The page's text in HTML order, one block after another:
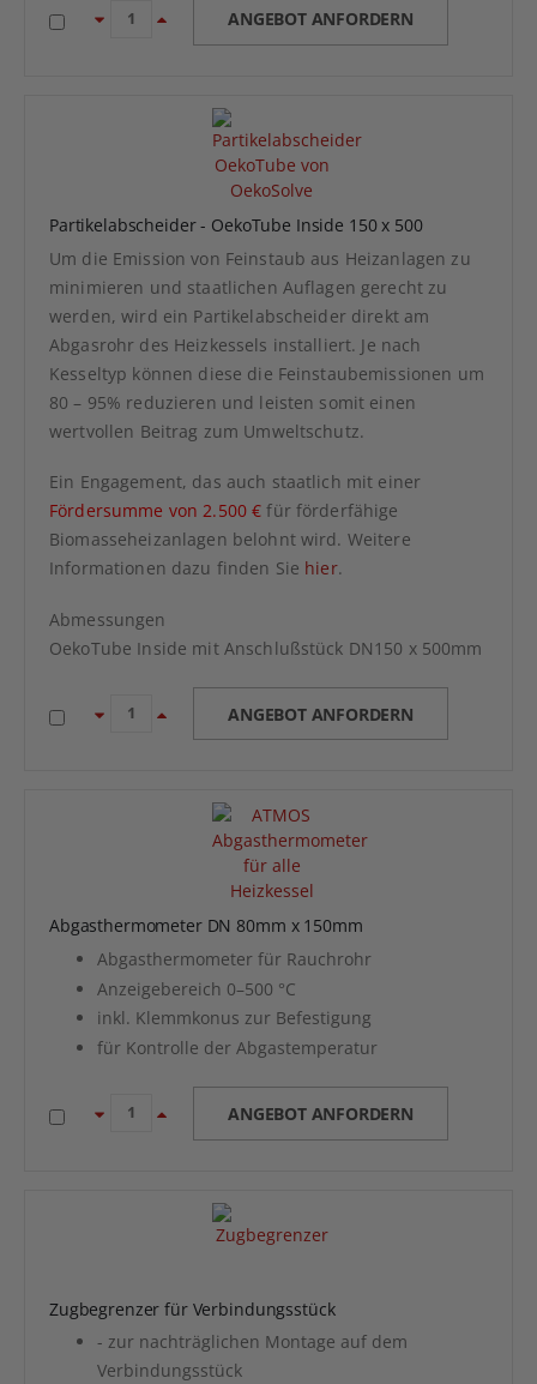
ANGEBOT ANFORDERN
Partikelabscheider - OekoTube Inside 150 x 500
Um die Emission von Feinstaub aus Heizanlagen zu
minimieren und staatlichen Auflagen gerecht zu
werden, wird ein Partikelabscheider direkt am
Abgasrohr des Heizkessels installiert. Je nach
Kesseltyp können diese die Feinstaubemissionen um
80 – 95% reduzieren und leisten somit einen
wertvollen Beitrag zum Umweltschutz.
Ein Engagement, das auch staatlich mit einer
Fördersumme von 2.500 € für förderfähige
Biomasseheizanlagen belohnt wird. Weitere
Informationen dazu finden Sie hier.
Abmessungen
OekoTube Inside mit Anschlußstück DN150 x 500mm
ANGEBOT ANFORDERN
Abgasthermometer DN 80mm x 150mm
Abgasthermometer für Rauchrohr
Anzeigebereich 0–500 °C
inkl. Klemmkonus zur Befestigung
für Kontrolle der Abgastemperatur
ANGEBOT ANFORDERN
Zugbegrenzer für Verbindungsstück
- zur nachträglichen Montage auf dem
Verbindungsstück